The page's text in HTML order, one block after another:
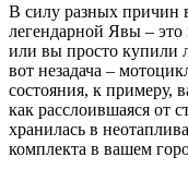
В силу разных причин
легендарной Явы – это
или вы просто купили
вот незадача –
состояния, к примеру,
как расслоившаяся от
хранилась в
комплекта в вашем